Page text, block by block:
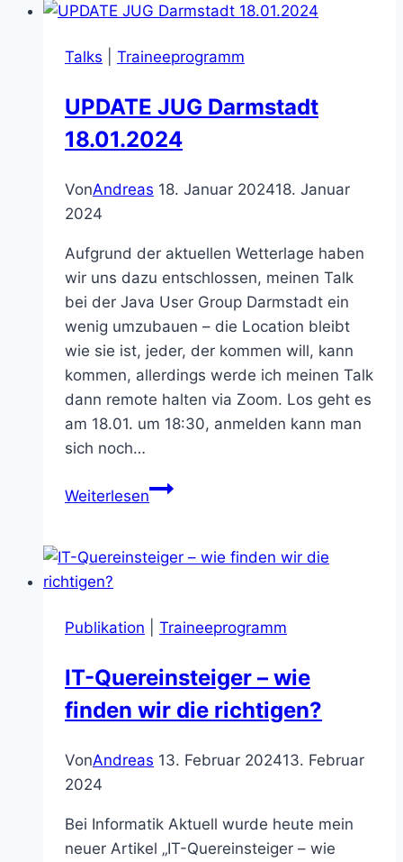
in
Talks
Traineeprogramm
UPDATE JUG Darmstadt
18.01.2024
VonAndreas 18. Januar 202418. Januar
2024
Aufgrund der aktuellen Wetterlage haben
wir uns dazu entschlossen, meinen Talk
bei der Java User Group Darmstadt ein
wenig umzubauen – die Location bleibt
wie sie ist, jeder, der kommen will, kann
kommen, allerdings werde ich meinen Talk
dann remote halten via Zoom. Los geht es
am 18.01. um 18:30, anmelden kann man
sich noch…
WeiterlesenUPDATE
18.01.2024
Publikation Traineeprogramm
IT-Quereinsteiger – wie
finden wir die richtigen?
VonAndreas 13. Februar 202413. Februar
2024
Bei Informatik Aktuell wurde heute mein
neuer Artikel „IT-Quereinsteiger – wie